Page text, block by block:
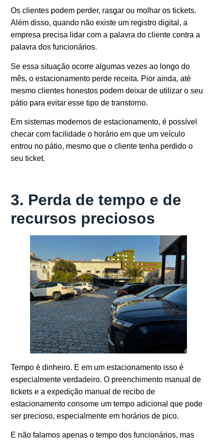
Os clientes podem perder, rasgar ou molhar os tickets.
Além disso, quando não existe um registro digital, a
empresa precisa lidar com a palavra do cliente contra a
palavra dos funcionários.
Se essa situação ocorre algumas vezes ao longo do
mês, o estacionamento perde receita. Pior ainda, até
mesmo clientes honestos podem deixar de utilizar o seu
pátio para evitar esse tipo de transtorno.
Em sistemas modernos de estacionamento, é possível
checar com facilidade o horário em que um veículo
entrou no pátio, mesmo que o cliente tenha perdido o
seu ticket.
3. Perda de tempo e de
recursos preciosos
Tempo é dinheiro. E em um estacionamento isso é
especialmente verdadeiro. O preenchimento manual de
tickets e a expedição manual de recibo de
estacionamento consome um tempo adicional que pode
ser precioso, especialmente em horários de pico.
E não falamos apenas o tempo dos funcionários, mas